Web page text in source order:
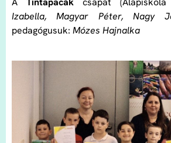
Izabella, Magyar Péter, Nagy
pedagógusuk: Mózes Hajnalka